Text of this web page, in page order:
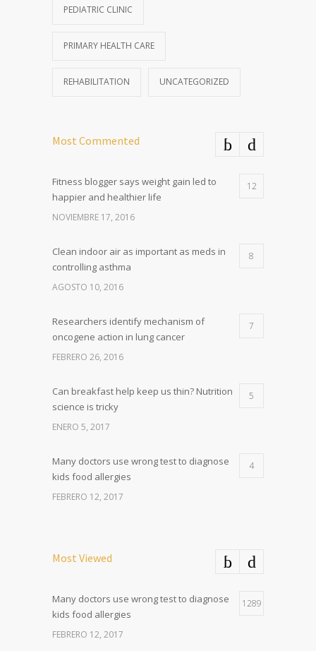
PEDIATRIC CLINIC
PRIMARY HEALTH CARE
REHABILITATION UNCATEGORIZED
Most Commented
Fitness blogger says weight gain led to
happier and healthier life
12
NOVIEMBRE 17, 2016
Clean indoor air as important as meds in
controlling asthma
8
AGOSTO 10, 2016
Researchers identify mechanism of
oncogene action in lung cancer
7
FEBRERO 26, 2016
Can breakfast help keep us thin? Nutrition
science is tricky
5
ENERO 5, 2017
Many doctors use wrong test to diagnose
kids food allergies
4
FEBRERO 12, 2017
Most Viewed
Many doctors use wrong test to diagnose
kids food allergies
1289
FEBRERO 12, 2017